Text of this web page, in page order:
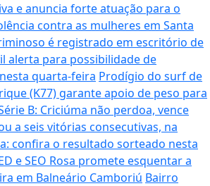
e anuncia forte atuação para o
contra as mulheres em Santa
é registrado em escritório de
alerta para possibilidade de
quarta-feira Prodígio do surf de
(K77) garante apoio de peso para
B: Criciúma não perdoa, vence
a seis vitórias consecutivas, na
confira o resultado sorteado nesta
e SEO Rosa promete esquentar a
em Balneário Camboriú Bairro